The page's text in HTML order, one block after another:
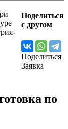
Поделиться
с другом
Поделиться
Заявка
по